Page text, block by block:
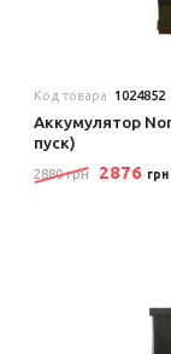
Код товара: 1024852
Аккумулятор
пуск)
2880 грн 2876 грн